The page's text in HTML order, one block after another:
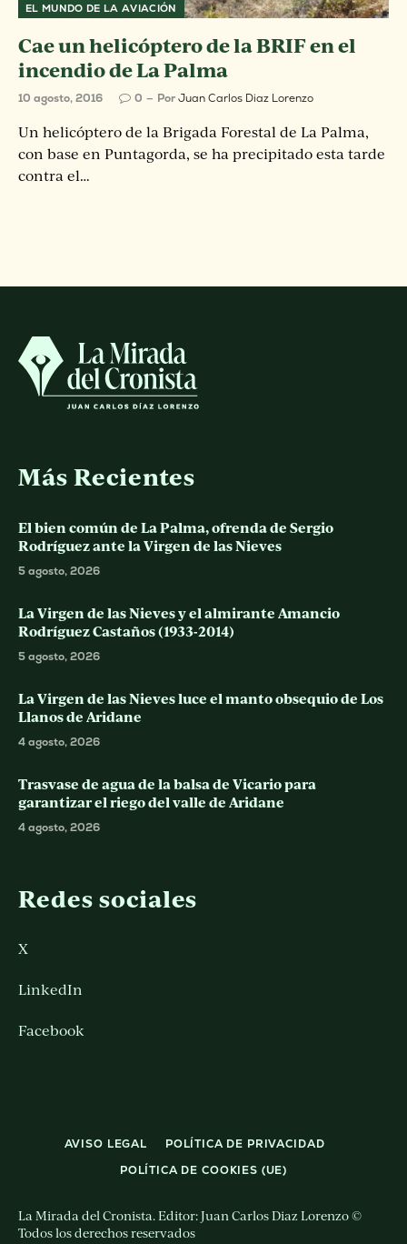
EL MUNDO DE LA AVIACIÓN
Cae un helicóptero de la BRIF en el
incendio de La Palma
10 agosto, 2016 0 PorJuan Carlos Diaz Lorenzo
Un helicóptero de la Brigada Forestal de La Palma,
con base en Puntagorda, se ha precipitado esta tarde
contra el…
Más Recientes
El bien común de La Palma, ofrenda de Sergio
Rodríguez ante la Virgen de las Nieves
5 agosto, 2026
La Virgen de las Nieves y el almirante Amancio
Rodríguez Castaños (1933-2014)
5 agosto, 2026
La Virgen de las Nieves luce el manto obsequio de Los
Llanos de Aridane
4 agosto, 2026
Trasvase de agua de la balsa de Vicario para
garantizar el riego del valle de Aridane
4 agosto, 2026
Redes sociales
X
LinkedIn
Facebook
AVISO LEGAL
POLÍTICA DE PRIVACIDAD
POLÍTICA DE COOKIES (UE)
La Mirada del Cronista. Editor: Juan Carlos Diaz Lorenzo ©
Todos los derechos reservados